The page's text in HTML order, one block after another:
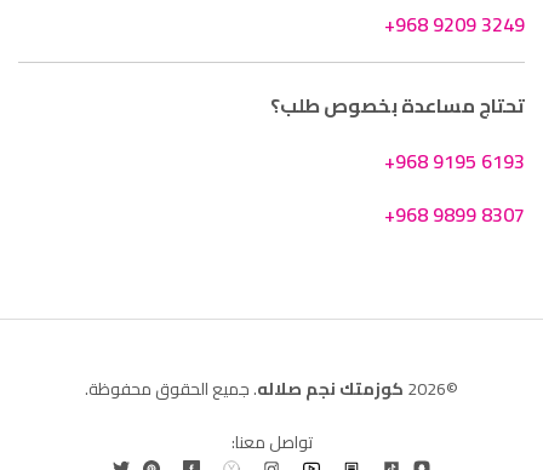
+968 9209 3249
تحتاج مساعدة بخصوص طلب؟
+968 9195 6193
+968 9899 8307
©2026 كوزمتك نجم صلاله. جميع الحقوق محفوظة.
تواصل معنا: